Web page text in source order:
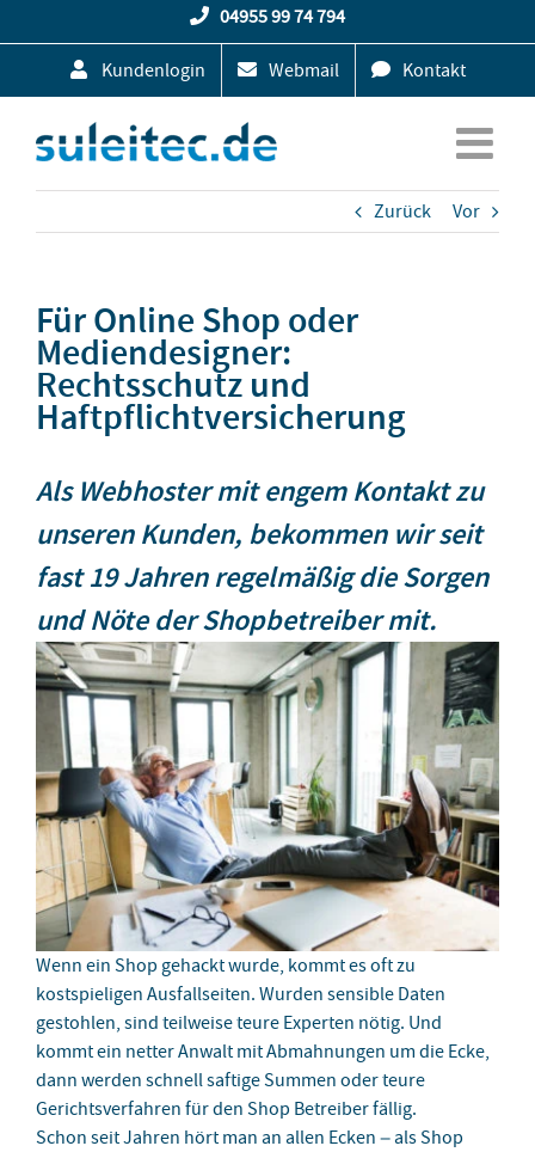
Inhalt
04955 99 74 794
Kundenlogin Webmail Kontakt
Zurück Vor
Für Online Shop oder
Mediendesigner:
Rechtsschutz und
Haftpflichtversicherung
Als Webhoster mit engem Kontakt zu
unseren Kunden, bekommen wir seit
fast 19 Jahren regelmäßig die Sorgen
und Nöte der Shopbetreiber mit.
Wenn ein Shop gehackt wurde, kommt es oft zu
kostspieligen Ausfallseiten. Wurden sensible Daten
gestohlen, sind teilweise teure Experten nötig. Und
kommt ein netter Anwalt mit Abmahnungen um die Ecke,
dann werden schnell saftige Summen oder teure
Gerichtsverfahren für den Shop Betreiber fällig.
Schon seit Jahren hört man an allen Ecken – als Shop